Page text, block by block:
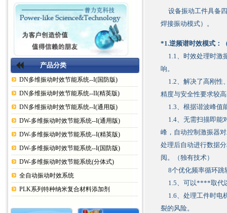
产品分类
DN多维振动时效节能系统--I(国防版)
DN多维振动时效节能系统--II(精英版)
DN多维振动时效节能系统--I(通用版)
DW-多维振动时效节能系统--I(通用版)
DW-多维振动时效节能系统--I(精英版)
DW-多维振动时效节能系统--I(国防版)
DW-多维振动时效节能系统(分体式)
全自动振动时效系统
PLK系列特种纳米复合材料添加剂
设备振动工件具备四
焊接振动模式）。
*1.逆频谱时效模式：
1.1、时效处理时激
响。
1.2、解决了高刚性
精度与安全性要求较
1.3、根据谐波峰值
1.4、无需扫描即能
峰，自动控制激振器
处理后自动进行数据
阅。（独有技术）
8个优化频率循环跳
1.5、可以****取代
1.6、处理工件时电
裂的风险。